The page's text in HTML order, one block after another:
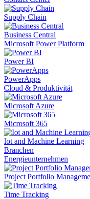
Supply Chain
Business Central
Microsoft Power Platform
Power BI
PowerApps
Cloud & Produktivität
Microsoft Azure
Microsoft 365
Iot and Machine Learning
Branchen
Energieunternehmen
Project Portfolio
Time Tracking